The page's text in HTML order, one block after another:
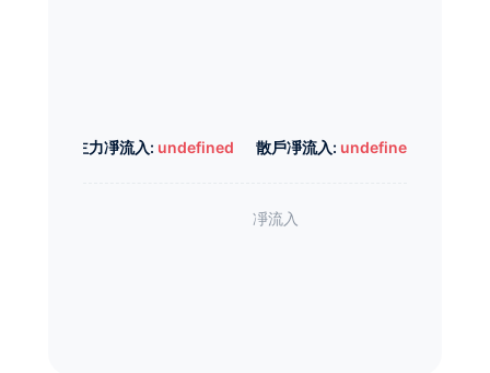
主力凈流入: undefined 散戶凈流入: undefined